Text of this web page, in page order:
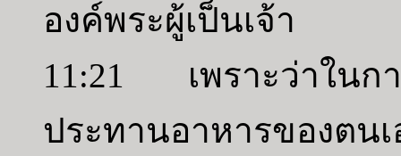
องค์พระผู้เป็นเจ้า
11:21 เพราะว่าใน
ประทานอาหารของต